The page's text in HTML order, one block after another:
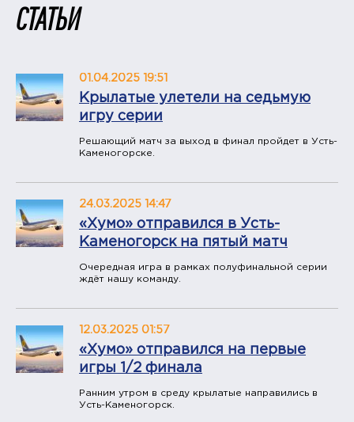
СТАТЬИ
01.04.2025 19:51
Крылатые улетели на седьмую
игру серии
Решающий матч за выход в финал пройдет в Усть-
Каменогорске.
24.03.2025 14:47
«Хумо» отправился в Усть-
Каменогорск на пятый матч
Очередная игра в рамках полуфинальной серии
ждёт нашу команду.
12.03.2025 01:57
«Хумо» отправился на первые
игры 1/2 финала
Ранним утром в среду крылатые направились в
Усть-Каменогорск.